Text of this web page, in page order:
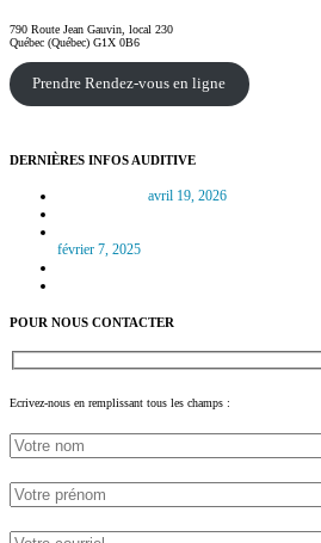
790 Route Jean Gauvin, local 230
Québec (Québec) G1X 0B6
Prendre Rendez-vous en ligne
DERNIÈRES INFOS AUDITIVE
avril 19, 2026
février 7, 2025
POUR NOUS CONTACTER
Ecrivez-nous en remplissant tous les champs :